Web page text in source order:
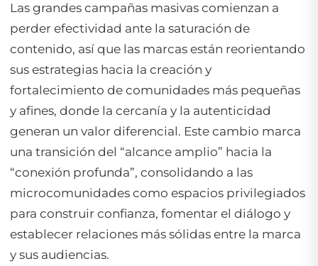
Las grandes campañas masivas comienzan a
perder efectividad ante la saturación de
contenido, así que las marcas están reorientando
sus estrategias hacia la creación y
fortalecimiento de comunidades más pequeñas
y afines, donde la cercanía y la autenticidad
generan un valor diferencial. Este cambio marca
una transición del “alcance amplio” hacia la
“conexión profunda”, consolidando a las
microcomunidades como espacios privilegiados
para construir confianza, fomentar el diálogo y
establecer relaciones más sólidas entre la marca
y sus audiencias.